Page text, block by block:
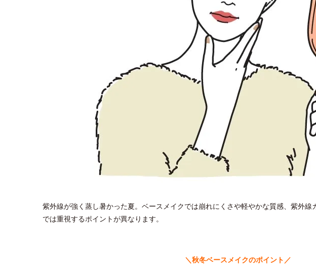
紫外線が強く蒸し暑かった夏。ベースメイクでは崩れにくさや軽やかな質感、紫外
では重視するポイントが異なります。
＼秋冬ベースメイクのポイント／